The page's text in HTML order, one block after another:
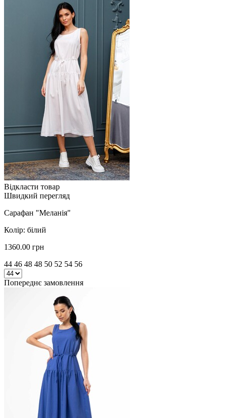
Відкласти товар
Швидкий перегляд
Сарафан "Меланія"
Колір: білий
1360.00 грн
44 46 48 48 50 52 54 56
Попереднє замовлення